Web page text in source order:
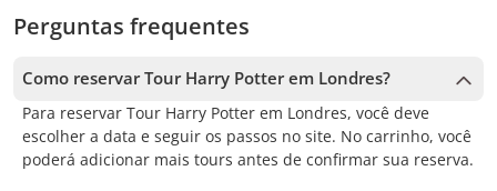
Perguntas frequentes
Como reservar Tour Harry Potter em Londres?
Para reservar Tour Harry Potter em Londres, você deve
escolher a data e seguir os passos no site. No carrinho, você
poderá adicionar mais tours antes de confirmar sua reserva.